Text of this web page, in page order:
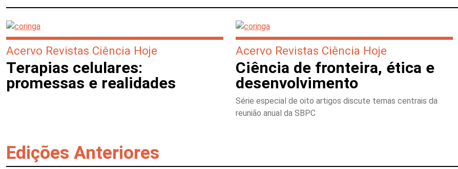
Acervo Revistas Ciência Hoje
Terapias celulares:
promessas e realidades
Acervo Revistas Ciência Hoje
Ciência de fronteira, ética e
desenvolvimento
Série especial de oito artigos discute temas centrais da
reunião anual da SBPC
Edições Anteriores